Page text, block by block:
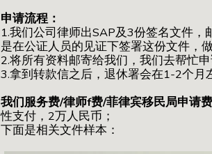
申请流程：
1.我们公司律师出SAP及3份签名文件
是在公证人员的见证下签署这份文件，
2.将所有资料邮寄给我们，我们去帮忙
3.拿到转款信之后，退休署会在1-2个月
我们服务费/律师f费/菲律宾移民局申请
性支付，2万人民币；
下面是相关文件样本：